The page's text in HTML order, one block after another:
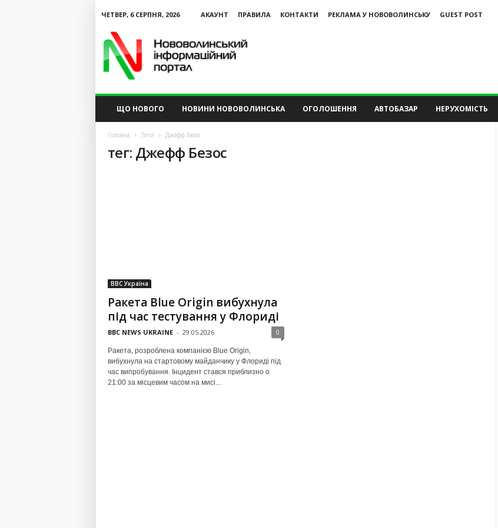
ЧЕТВЕР, 6 СЕРПНЯ, 2026 АКАУНТ ПРАВИЛА КОНТАКТИ РЕКЛАМА У НОВОВОЛИНСЬКУ
GUEST POST
ЩО НОВОГО НОВИНИ НОВОВОЛИНСЬКА ОГОЛОШЕННЯ АВТОБАЗАР НЕРУХОМІСТЬ
Головна Теги Джефф Безос
тег: Джефф Безос
BBC Україна
Ракета Blue Origin вибухнула
під час тестування у Флориді
BBC NEWS UKRAINE - 29.05.2026 0
Ракета, розроблена компанією Blue Origin,
вибухнула на стартовому майданчику у Флориді під
час випробування. Інцидент стався приблизно о
21:00 за місцевим часом на мисі...